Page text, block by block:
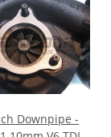
Downpipe -